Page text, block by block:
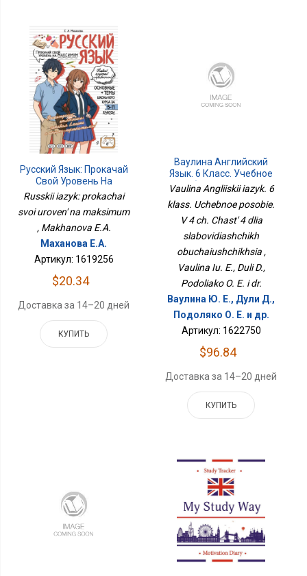
Русский Язык: Прокачай
Свой Уровень На
Максимум
Russkii iazyk: prokachai
svoi uroven' na maksimum
, Makhanova E.A.
Маханова Е.А.
Артикул: 1619256
$20.34
Доставка за 14–20 дней
КУПИТЬ
Ваулина Английский
Язык. 6 Класс. Учебное
Пособие. В 4 Ч. Часть 4
Для Слабовидящих
Обучающихся
Vaulina Angliiskii iazyk. 6
klass. Uchebnoe posobie.
V 4 ch. Chast' 4 dlia
slabovidiashchikh
obuchaiushchikhsia ,
Vaulina Iu. E., Duli D.,
Podoliako O. E. i dr.
Ваулина Ю. Е., Дули Д.,
Подоляко О. Е. и др.
Артикул: 1622750
$96.84
Доставка за 14–20 дней
КУПИТЬ